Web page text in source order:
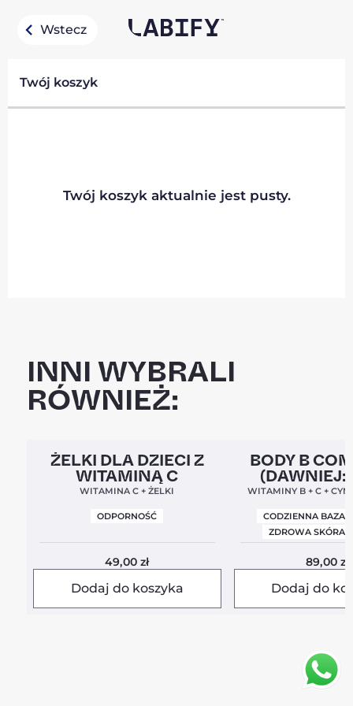
Wstecz
Twój koszyk
Twój koszyk aktualnie jest pusty.
INNI WYBRALI
RÓWNIEŻ:
Clean Label 5,0
ŻELKI DLA DZIECI Z
WITAMINĄ C
WITAMINA C + ŻELKI
ODPORNOŚĆ
49,00zł
Dodaj do koszyka
Clean Label Nowa
BODY B
(DAWNIEJ:
WITAMINY B + C +
CODZIENNA BAZA
ZDROWA SKÓRA I
89,00zł
Dodaj do